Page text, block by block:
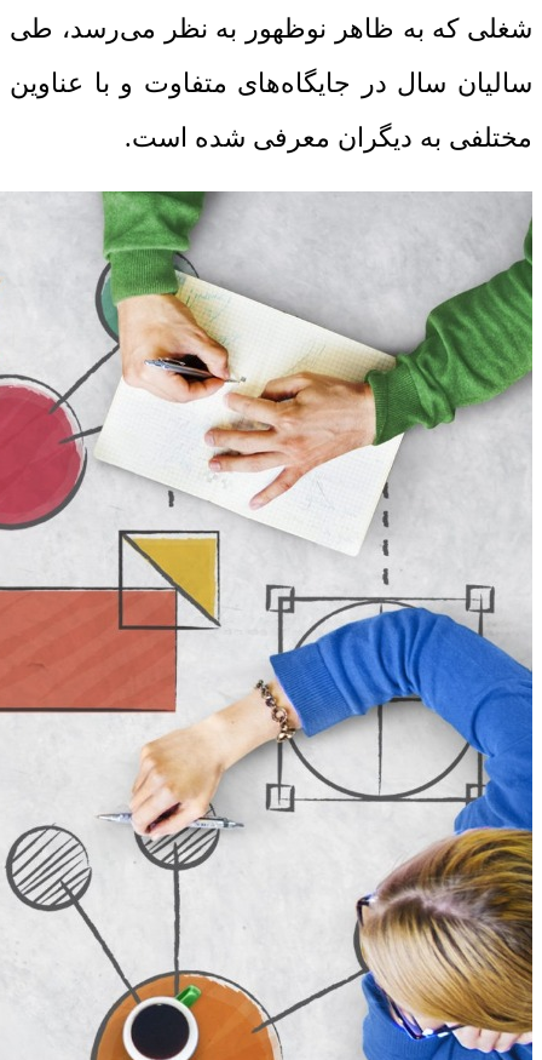
شغلی که به ظاهر نوظهور به نظر می‌رسد، طی
سالیان سال در جایگاه‌های متفاوت و با عناوین
مختلفی به دیگران معرفی شده است.